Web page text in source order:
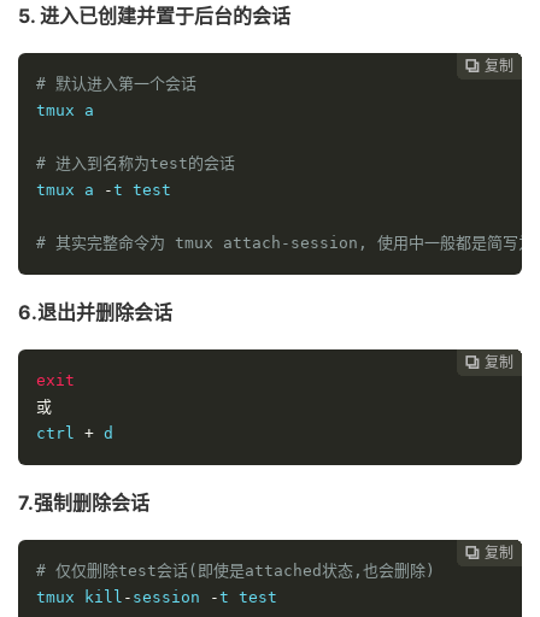
5. 进入已创建并置于后台的会话
 复制
 复制
 复制
 复制
 复制
 复制
 复制
 复制
# 默认进入第一个会话
tmux a
# 进入到名称为test的会话
tmux a
-t test
# 其实完整命令为 tmux attach-session, 使用中一般都是简写
6.退出并删除会话
 复制
 复制
 复制
 复制
 复制
 复制
 复制
exit
或
ctrl + d
7.强制删除会话
 复制
 复制
 复制
 复制
 复制
 复制
# 仅仅删除test会话(即使是attached状态,也会删除)
tmux
kill - session -t test